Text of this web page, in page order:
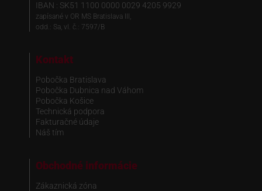
IBAN : SK51 1100 0000 0029 4205 9929
zapísané v OR MS Bratislava III,
odd.: Sa, vl. č.: 7597/B
Kontakt
Pobočka Bratislava
Pobočka Dubnica nad Váhom
Pobočka Košice
Technická podpora
Fakturačné údaje
Náš tím
Obchodné informácie
Zákaznická zóna